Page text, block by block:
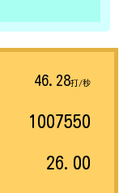
46.28打/秒
1007550
26.00